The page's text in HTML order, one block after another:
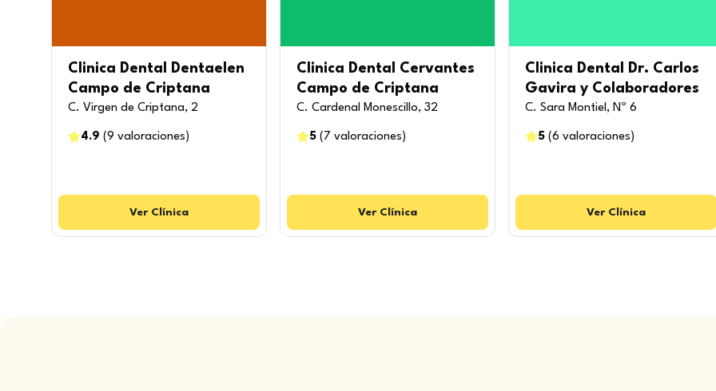
Clinica Dental Dentaelen
Campo de Criptana
C. Virgen de Criptana, 2
4.9 (9 valoraciones )
Ver Clínica
Clinica Dental Cervantes
Campo de Criptana
C. Cardenal Monescillo, 32
5( 7 valoraciones )
Ver Clínica
Clinica Dental Dr. Carlos
Gavira y Colaboradores
C. Sara Montiel, Nº 6
5(6 valoraciones )
Ver Clínica